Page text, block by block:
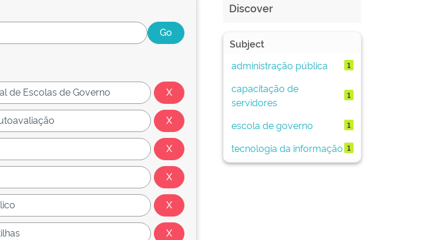
Discover
Subject
administração pública
1
capacitação de
servidores
1
escola de governo 1
tecnologia da informação 1